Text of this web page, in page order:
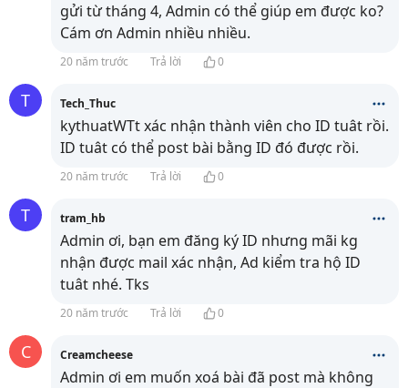
gửi từ tháng 4, Admin có thể giúp em được ko?
Cám ơn Admin nhiều nhiều.
20 năm trước Trả lời 0
T Tech_Thuc
kythuatWTt xác nhận thành viên cho ID tuât rồi.
ID tuât có thể post bài bằng ID đó được rồi.
20 năm trước Trả lời 0
T tram_hb
Admin ơi, bạn em đăng ký ID nhưng mãi kg
nhận được mail xác nhận, Ad kiểm tra hộ ID
tuât nhé. Tks
20 năm trước Trả lời 0
C Creamcheese
Admin ơi em muốn xoá bài đã post mà không